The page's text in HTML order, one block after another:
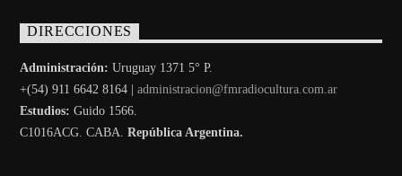
DIRECCIONES
Administración: Uruguay 1371 5° P.
+(54) 911 6642 8164 |administracion@fmradiocultura.com.ar
Estudios: Guido 1566.
C1016ACG. CABA.República Argentina.